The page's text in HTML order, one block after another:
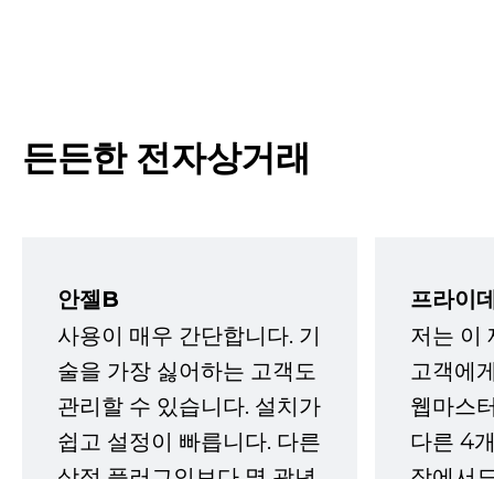
든든한 전자상거래
안젤B
사용이 매우 간단합니다. 기
술을 가장 싫어하는 고객도
관리할 수 있습니다. 설치가
쉽고 설정이 빠릅니다. 다른
프라이
저는 이
고객에
웹마스
다른 4